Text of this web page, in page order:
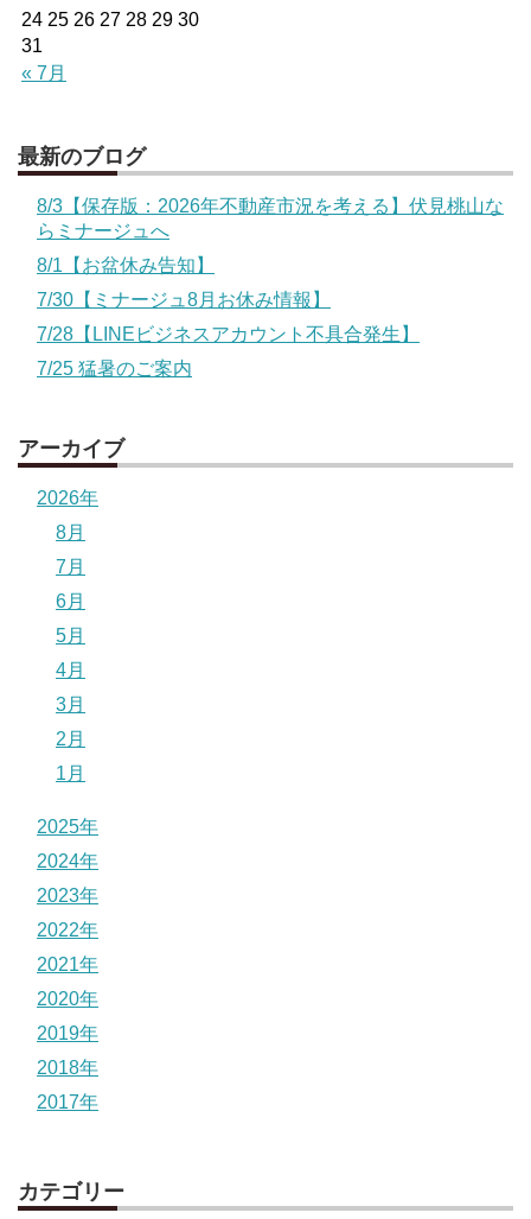
« 7月
24 25 26 27 28 29 30
31
最新のブログ
8/3【保存版：2026年不動産市況を考える】伏見桃山な
らミナージュへ
8/1【お盆休み告知】
7/30【ミナージュ8月お休み情報】
7/28【LINEビジネスアカウント不具合発生】
7/25 猛暑のご案内
アーカイブ
2026年
8月
7月
6月
5月
4月
3月
2月
1月
2025年
2024年
2023年
2022年
2021年
2020年
2019年
2018年
2017年
カテゴリー